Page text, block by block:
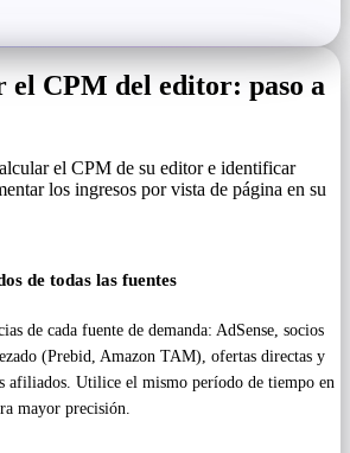
el CPM del editor: paso a
el CPM de su editor e identificar
los ingresos por vista de página en su
de todas las fuentes
de cada fuente de demanda: AdSense, socios
(Prebid, Amazon TAM), ofertas directas y
afiliados. Utilice el mismo período de tiempo en
mayor precisión.